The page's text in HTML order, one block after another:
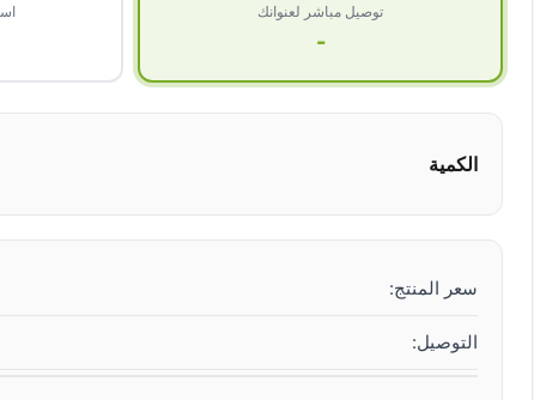
توصيل مباشر لعنوانك
-
الكمية
سعر المنتج:
التوصيل: